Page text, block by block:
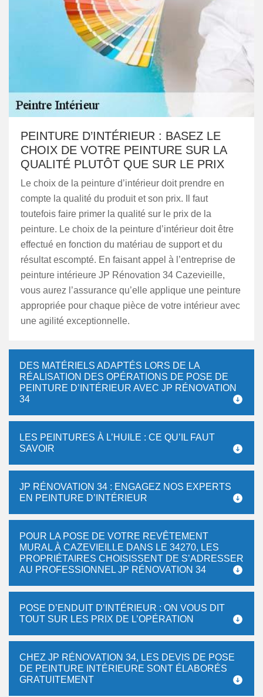
PEINTURE D’INTÉRIEUR : BASEZ LE
CHOIX DE VOTRE PEINTURE SUR LA
QUALITÉ PLUTÔT QUE SUR LE PRIX
Le choix de la peinture d’intérieur doit prendre en
compte la qualité du produit et son prix. Il faut
toutefois faire primer la qualité sur le prix de la
peinture. Le choix de la peinture d’intérieur doit être
effectué en fonction du matériau de support et du
résultat escompté. En faisant appel à l’entreprise de
peinture intérieure JP Rénovation 34 Cazevieille,
vous aurez l’assurance qu’elle applique une peinture
appropriée pour chaque pièce de votre intérieur avec
une agilité exceptionnelle.
DES MATÉRIELS ADAPTÉS LORS DE LA
RÉALISATION DES OPÉRATIONS DE POSE DE
PEINTURE D’INTÉRIEUR AVEC JP RÉNOVATION
34
LES PEINTURES À L’HUILE : CE QU’IL FAUT
SAVOIR
JP RÉNOVATION 34 : ENGAGEZ NOS EXPERTS
EN PEINTURE D’INTÉRIEUR
POUR LA POSE DE VOTRE REVÊTEMENT
MURAL À CAZEVIEILLE DANS LE 34270, LES
PROPRIÉTAIRES CHOISISSENT DE S’ADRESSER
AU PROFESSIONNEL JP RÉNOVATION 34
POSE D’ENDUIT D’INTÉRIEUR : ON VOUS DIT
TOUT SUR LES PRIX DE L’OPÉRATION
CHEZ JP RÉNOVATION 34, LES DEVIS DE POSE
DE PEINTURE INTÉRIEURE SONT ÉLABORÉS
GRATUITEMENT